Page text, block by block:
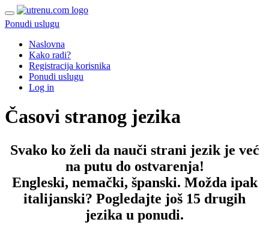
Ponudi uslugu
Naslovna
Kako radi?
Registracija korisnika
Ponudi uslugu
Log in
Časovi stranog jezika
Svako ko želi da nauči strani jezik je već
na putu do ostvarenja!
Engleski, nemački, španski. Možda ipak
italijanski? Pogledajte još 15 drugih
jezika u ponudi.